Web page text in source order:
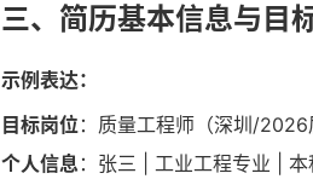
三、简历基本信息与目
示例表达：
目标岗位：质量工程师（深圳/2026
个人信息：张三 | 工业工程专业 |